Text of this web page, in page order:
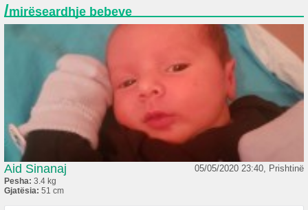
/mirëseardhje bebeve
Aid Sinanaj 05/05/2020 23:40, Prishtinë
Pesha: 3.4 kg
Gjatësia: 51 cm